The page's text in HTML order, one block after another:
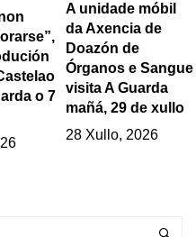
o 7
A unidade móbil
da Axencia de
Doazón de
Órganos e Sangue
visita A Guarda
mañá, 29 de xullo
28 Xullo, 2026